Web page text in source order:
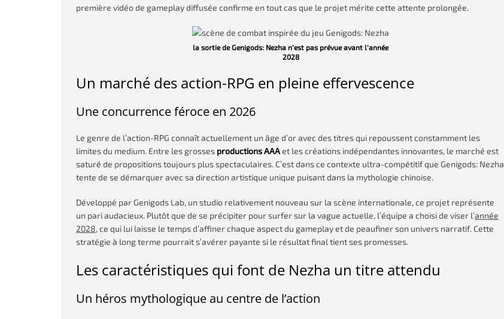
première vidéo de gameplay diffusée confirme en tout cas que le projet mérite cette attente prolongée.
la sortie de Genigods: Nezha n’est pas prévue avant l’année
2028
Un marché des action-RPG en pleine effervescence
Une concurrence féroce en 2026
Le genre de l’action-RPG connaît actuellement un âge d’or avec des titres qui repoussent constamment les
limites du medium. Entre les grosses productions AAAet les créations indépendantes innovantes, le marché est
saturé de propositions toujours plus spectaculaires. C’est dans ce contexte ultra-compétitif que Genigods: Nezha
tente de se démarquer avec sa direction artistique unique puisant dans la mythologie chinoise.
Développé par Genigods Lab, un studio relativement nouveau sur la scène internationale, ce projet représente
un pari audacieux. Plutôt que de se précipiter pour surfer sur la vague actuelle, l’équipe a choisi de viser l’année
2028, ce qui lui laisse le temps d’affiner chaque aspect du gameplay et de peaufiner son univers narratif. Cette
stratégie à long terme pourrait s’avérer payante si le résultat final tient ses promesses.
Les caractéristiques qui font de Nezha un titre attendu
Un héros mythologique au centre de l’action